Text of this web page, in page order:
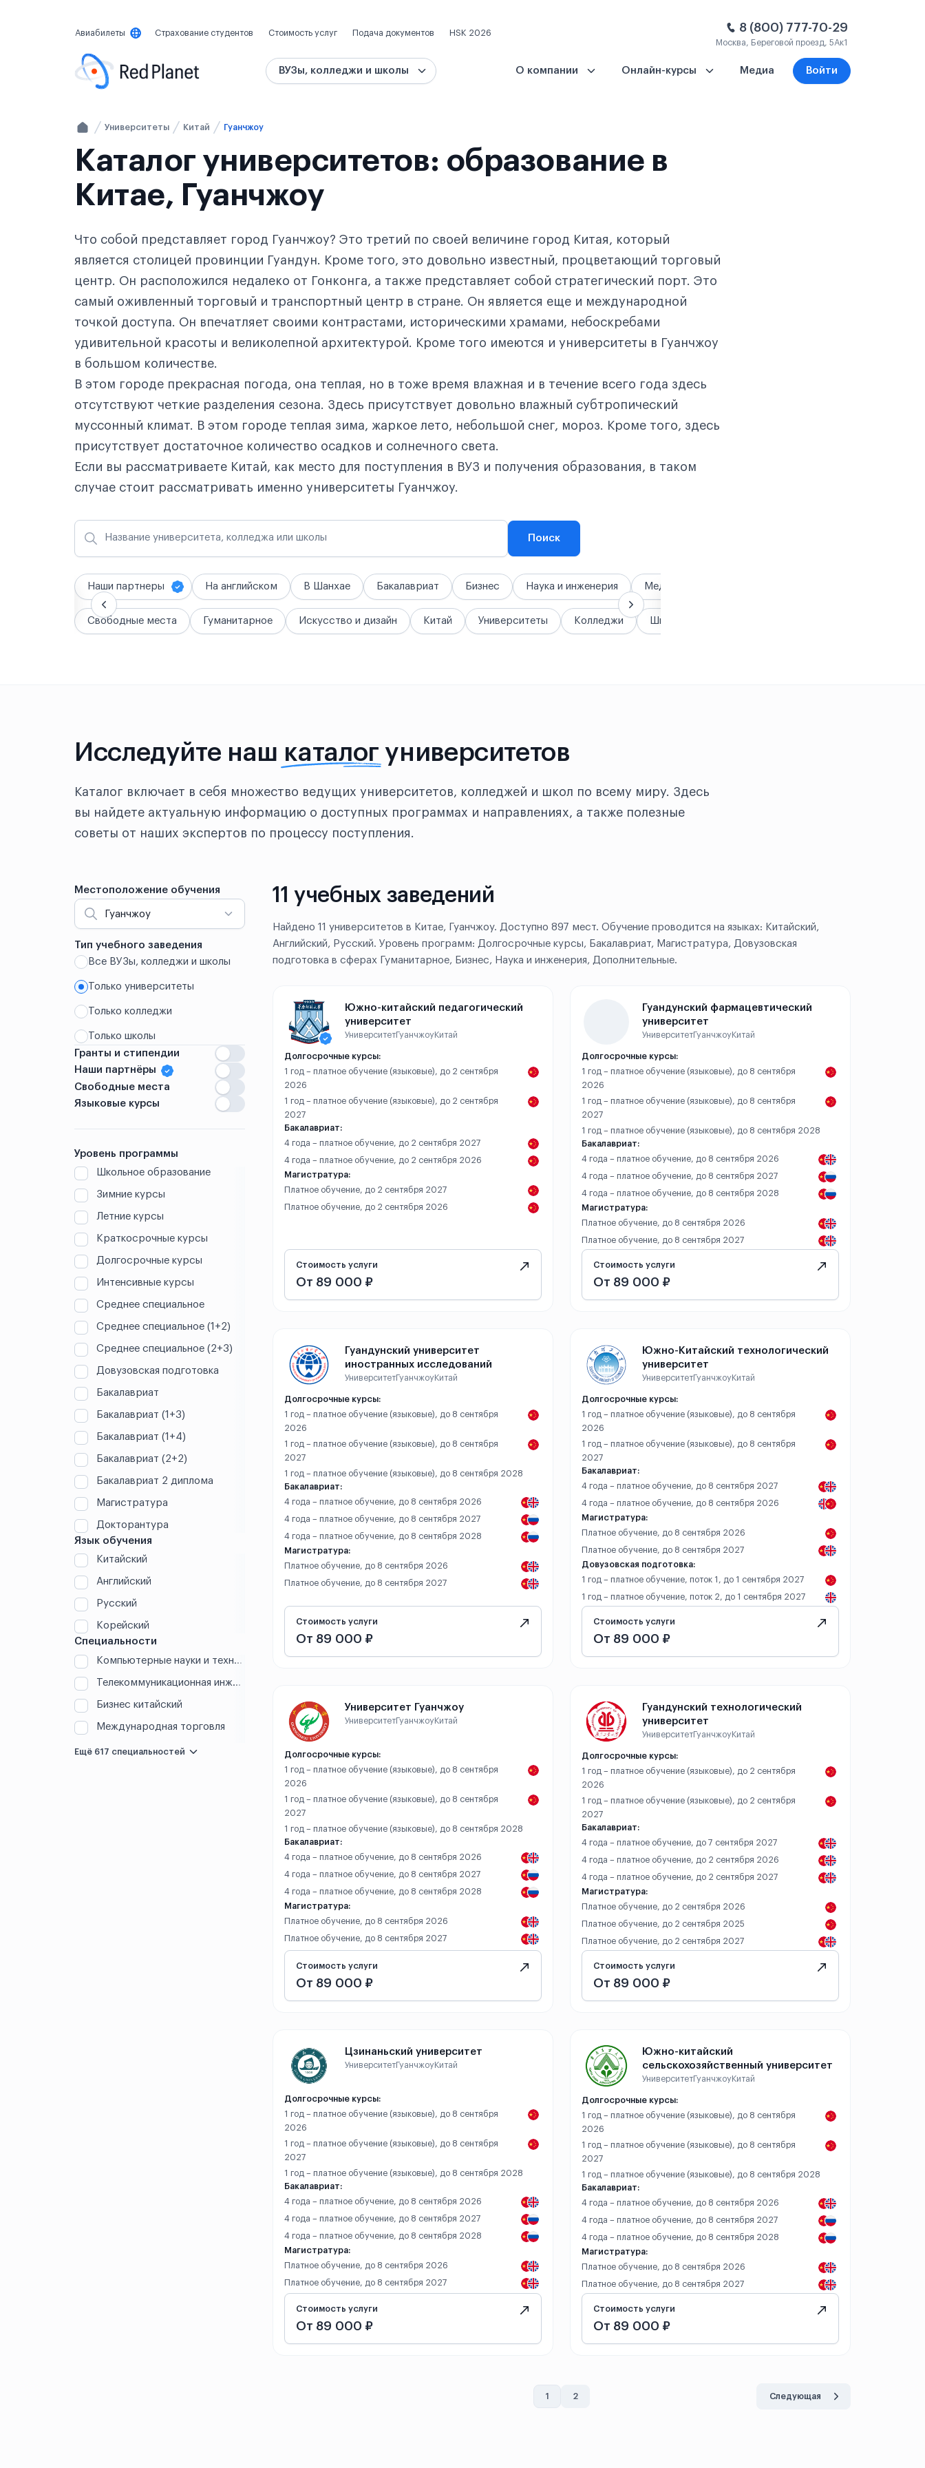
Авиабилеты Страхование студентов Стоимость услуг Подача документов HSK 2026 8 (800) 777-70-29
Москва, Береговой проезд, 5Ак1
ВУЗы, колледжи и школы О компании Онлайн-курсы Медиа Войти
Университеты Китай Гуанчжоу
Каталог университетов: образование в
Китае, Гуанчжоу
Что собой представляет город Гуанчжоу? Это третий по своей величине город Китая, который
является столицей провинции Гуандун. Кроме того, это довольно известный, процветающий торговый
центр. Он расположился недалеко от Гонконга, а также представляет собой стратегический порт. Это
самый оживленный торговый и транспортный центр в стране. Он является еще и международной
точкой доступа. Он впечатляет своими контрастами, историческими храмами, небоскребами
удивительной красоты и великолепной архитектурой. Кроме того имеются и университеты в Гуанчжоу
в большом количестве.
В этом городе прекрасная погода, она теплая, но в тоже время влажная и в течение всего года здесь
отсутствуют четкие разделения сезона. Здесь присутствует довольно влажный субтропический
муссонный климат. В этом городе теплая зима, жаркое лето, небольшой снег, мороз. Кроме того, здесь
присутствует достаточное количество осадков и солнечного света.
Если вы рассматриваете Китай, как место для поступления в ВУЗ и получения образования, в таком
случае стоит рассматривать именно университеты Гуанчжоу.
Название университета, колледжа или школы Поиск
Наши партнеры На английском В Шанхае Бакалавриат Бизнес Наука и инженерия Медицина
Свободные места Гуманитарное Искусство и дизайн Китай Университеты Колледжи Школы
Исследуйте наш каталог университетов
Каталог включает в себя множество ведущих университетов, колледжей и школ по всему миру. Здесь
вы найдете актуальную информацию о доступных программах и направлениях, а также полезные
советы от наших экспертов по процессу поступления.
Местоположение обучения
Гуанчжоу
Китай
Аньшань
Бэнбу
Вэйхай
Гонконг
Гуанчжоу
Гуаньхань
Гуйян
Далянь
Даньян
Дэчжоу
Дэян
Жичжао
Куньмин
Куньшань
Ланьчжоу
Лохэ
Лоян
Тип учебного заведения
Все ВУЗы, колледжи и школы
Только университеты
Только колледжи
Только школы
Гранты и стипендии
Наши партнёры
Свободные места
Языковые курсы
Уровень программы
Школьное образование
Зимние курсы
Летние курсы
Краткосрочные курсы
Долгосрочные курсы
Интенсивные курсы
Среднее специальное
Среднее специальное (1+2)
Среднее специальное (2+3)
Довузовская подготовка
Бакалавриат
Бакалавриат (1+3)
Бакалавриат (1+4)
Бакалавриат (2+2)
Бакалавриат 2 диплома
Магистратура
Докторантура
Язык обучения
Китайский
Английский
Русский
Корейский
Специальности
Компьютерные науки и технологии (IT)
Телекоммуникационная инженерия
Бизнес китайский
Международная торговля
Ещё 617 специальностей
11 учебных заведений
Найдено 11 университетов в Китае, Гуанчжоу. Доступно 897 мест. Обучение проводится на языках: Китайский,
Английский, Русский. Уровень программ: Долгосрочные курсы, Бакалавриат, Магистратура, Довузовская
подготовка в сферах Гуманитарное, Бизнес, Наука и инженерия, Дополнительные.
Южно-китайский педагогический
университет
УниверситетГуанчжоуКитай
Долгосрочные курсы:
1 год – платное обучение (языковые), до 2 сентября
2026
1 год – платное обучение (языковые), до 2 сентября
2027
Бакалавриат:
4 года – платное обучение, до 2 сентября 2027
4 года – платное обучение, до 2 сентября 2026
Магистратура:
Платное обучение, до 2 сентября 2027
Платное обучение, до 2 сентября 2026
Стоимость услуги
От 89 000 ₽
Гуандунский фармацевтический
университет
УниверситетГуанчжоуКитай
Долгосрочные курсы:
1 год – платное обучение (языковые), до 8 сентября
2026
1 год – платное обучение (языковые), до 8 сентября
2027
1 год – платное обучение (языковые), до 8 сентября 2028
Бакалавриат:
4 года – платное обучение, до 8 сентября 2026
4 года – платное обучение, до 8 сентября 2027
4 года – платное обучение, до 8 сентября 2028
Магистратура:
Платное обучение, до 8 сентября 2026
Платное обучение, до 8 сентября 2027
Стоимость услуги
От 89 000 ₽
Гуандунский университет
иностранных исследований
УниверситетГуанчжоуКитай
Долгосрочные курсы:
1 год – платное обучение (языковые), до 8 сентября
2026
1 год – платное обучение (языковые), до 8 сентября
2027
1 год – платное обучение (языковые), до 8 сентября 2028
Бакалавриат:
4 года – платное обучение, до 8 сентября 2026
4 года – платное обучение, до 8 сентября 2027
4 года – платное обучение, до 8 сентября 2028
Магистратура:
Платное обучение, до 8 сентября 2026
Платное обучение, до 8 сентября 2027
Стоимость услуги
От 89 000 ₽
Южно-Китайский технологический
университет
УниверситетГуанчжоуКитай
Долгосрочные курсы:
1 год – платное обучение (языковые), до 8 сентября
2026
1 год – платное обучение (языковые), до 8 сентября
2027
Бакалавриат:
4 года – платное обучение, до 8 сентября 2027
4 года – платное обучение, до 8 сентября 2026
Магистратура:
Платное обучение, до 8 сентября 2026
Платное обучение, до 8 сентября 2027
Довузовская подготовка:
1 год – платное обучение, поток 1, до 1 сентября 2027
1 год – платное обучение, поток 2, до 1 сентября 2027
Стоимость услуги
От 89 000 ₽
Университет Гуанчжоу
УниверситетГуанчжоуКитай
Долгосрочные курсы:
1 год – платное обучение (языковые), до 8 сентября
2026
1 год – платное обучение (языковые), до 8 сентября
2027
1 год – платное обучение (языковые), до 8 сентября 2028
Бакалавриат:
4 года – платное обучение, до 8 сентября 2026
4 года – платное обучение, до 8 сентября 2027
4 года – платное обучение, до 8 сентября 2028
Магистратура:
Платное обучение, до 8 сентября 2026
Платное обучение, до 8 сентября 2027
Стоимость услуги
От 89 000 ₽
Гуандунский технологический
университет
УниверситетГуанчжоуКитай
Долгосрочные курсы:
1 год – платное обучение (языковые), до 2 сентября
2026
1 год – платное обучение (языковые), до 2 сентября
2027
Бакалавриат:
4 года – платное обучение, до 7 сентября 2027
4 года – платное обучение, до 2 сентября 2026
4 года – платное обучение, до 2 сентября 2027
Магистратура:
Платное обучение, до 2 сентября 2026
Платное обучение, до 2 сентября 2025
Платное обучение, до 2 сентября 2027
Стоимость услуги
От 89 000 ₽
Цзинаньский университет
УниверситетГуанчжоуКитай
Долгосрочные курсы:
1 год – платное обучение (языковые), до 8 сентября
2026
1 год – платное обучение (языковые), до 8 сентября
2027
1 год – платное обучение (языковые), до 8 сентября 2028
Бакалавриат:
4 года – платное обучение, до 8 сентября 2026
4 года – платное обучение, до 8 сентября 2027
4 года – платное обучение, до 8 сентября 2028
Магистратура:
Платное обучение, до 8 сентября 2026
Платное обучение, до 8 сентября 2027
Стоимость услуги
От 89 000 ₽
Южно-китайский
сельскохозяйственный университет
УниверситетГуанчжоуКитай
Долгосрочные курсы:
1 год – платное обучение (языковые), до 8 сентября
2026
1 год – платное обучение (языковые), до 8 сентября
2027
1 год – платное обучение (языковые), до 8 сентября 2028
Бакалавриат:
4 года – платное обучение, до 8 сентября 2026
4 года – платное обучение, до 8 сентября 2027
4 года – платное обучение, до 8 сентября 2028
Магистратура:
Платное обучение, до 8 сентября 2026
Платное обучение, до 8 сентября 2027
Стоимость услуги
От 89 000 ₽
1 2 Следующая